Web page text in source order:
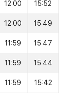
12:00 15:52
12:00 15:49
11:59 15:47
11:59 15:44
11:59 15:42